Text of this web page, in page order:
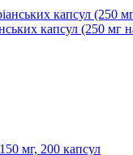
капсул (250 мг